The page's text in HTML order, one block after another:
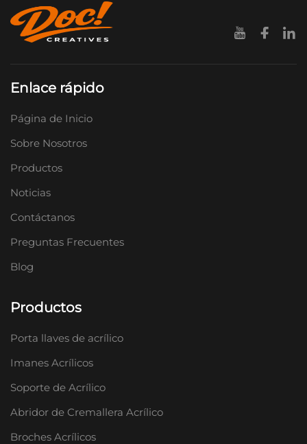
Enlace rápido
Página de Inicio
Sobre Nosotros
Productos
Noticias
Contáctanos
Preguntas Frecuentes
Blog
Productos
Porta llaves de acrílico
Imanes Acrílicos
Soporte de Acrílico
Abridor de Cremallera Acrílico
Broches Acrílicos